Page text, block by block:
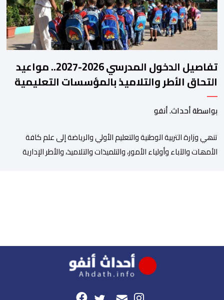
تفاصيل الدخول المدرسي 2026-2027.. مواعيد
التحاق الأطر والتلاميذ بالمؤسسات التعليمية
بواسطة أحداث. أنفو
تنھي وزارة التربیة الوطنیة والتعلیم الأولي والریاضة إلى علم كافة
الأمھات والآباء وأولیاء الأمور، والتلمیذات والتلامیذ، والأطر الإداریة